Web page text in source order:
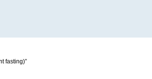
fasting)”